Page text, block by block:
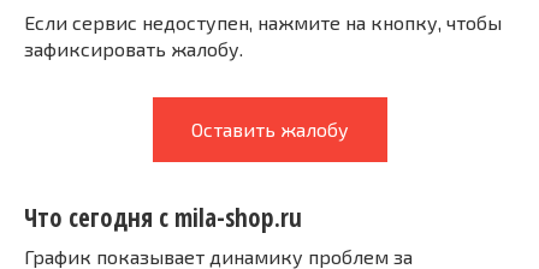
Если сервис недоступен, нажмите на кнопку, чтобы
зафиксировать жалобу.
Оставить жалобу
Что сегодня с mila-shop.ru
График показывает динамику проблем за